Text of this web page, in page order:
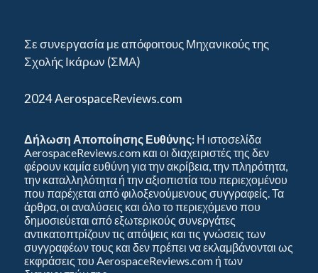
Σε συνεργασία με απόφοιτους Μηχανικούς της
Σχολής Ικάρων (ΣΜΑ)
2024 AerospaceReviews.com
Δήλωση Αποποίησης Ευθύνης: Η ιστοσελίδα
AerospaceReviews.com και οι διαχειριστές της δεν
φέρουν καμία ευθύνη για την ακρίβεια, την πληρότητα,
την καταλληλότητα ή την αξιοπιστία του περιεχομένου
που παρέχεται από φιλοξενούμενους συγγραφείς. Τα
άρθρα, οι αναλύσεις και όλο το περιεχόμενο που
δημοσιεύεται από εξωτερικούς συνεργάτες
αντικατοπτρίζουν τις απόψεις και τις γνώσεις των
συγγραφέων τους και δεν πρέπει να εκλαμβάνονται ως
εκφράσεις του AerospaceReviews.com ή των